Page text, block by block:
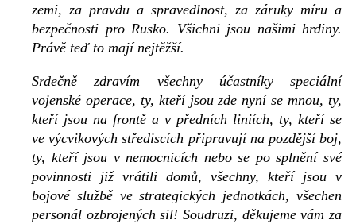
zemi, za pravdu a spravedlnost, za záruky míru a
bezpečnosti pro Rusko. Všichni jsou našimi hrdiny.
Právě teď to mají nejtěžší.
Srdečně zdravím všechny účastníky speciální
vojenské operace, ty, kteří jsou zde nyní se mnou, ty,
kteří jsou na frontě a v předních liniích, ty, kteří se
ve výcvikových střediscích připravují na pozdější boj,
ty, kteří jsou v nemocnicích nebo se po splnění své
povinnosti již vrátili domů, všechny, kteří jsou v
bojové službě ve strategických jednotkách, všechen
personál ozbrojených sil! Soudruzi, děkujeme vám za